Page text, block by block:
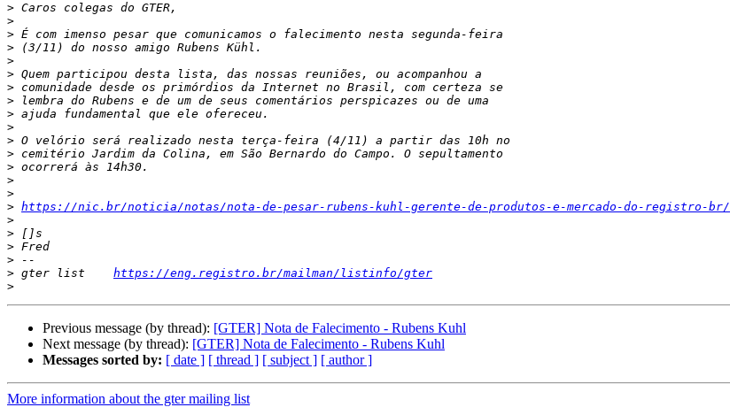
>
>
>
>
>
>
>
>
>
>
>
>
>
>
>
> https://nic.br/noticia/notas/nota-de-pesar-rubens-kuhl-gerente-de-produtos-e-mercado-do-registro-br/
>
>
>
>
> gter list https://eng.registro.br/mailman/listinfo/gter
>
Previous message (by thread): [GTER] Nota de Falecimento - Rubens Kuhl
Next message (by thread): [GTER] Nota de Falecimento - Rubens Kuhl
Messages sorted by: [ date ] [ thread ] [ subject ] [ author ]
More information about the gter mailing list